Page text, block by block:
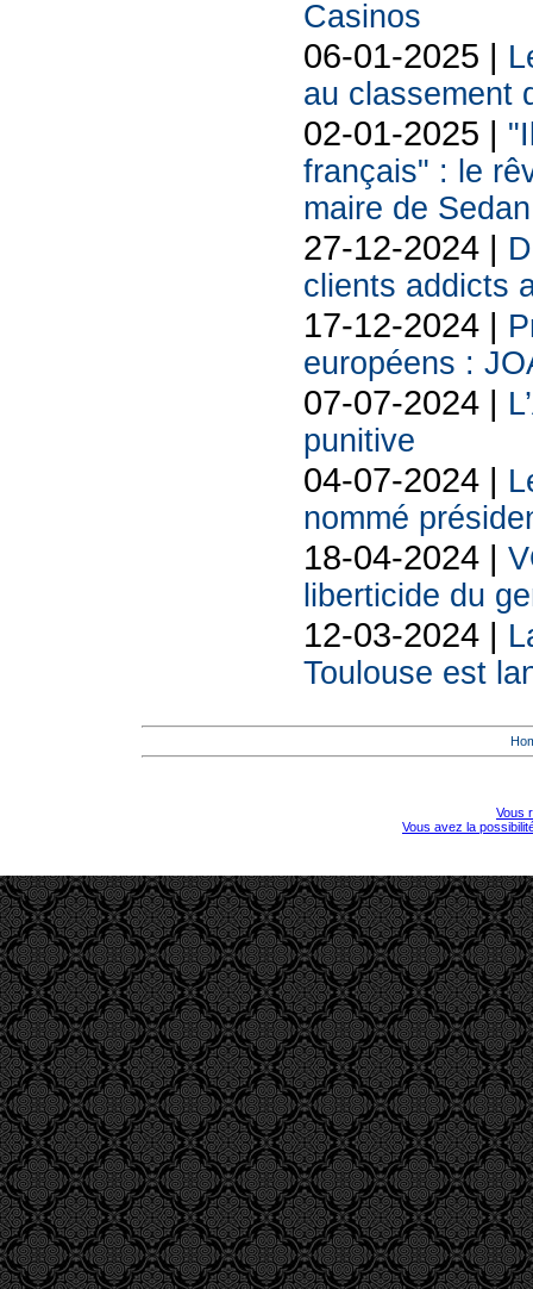
Casinos
06-01-2025 |
au classement
02-01-2025 |
français" : le
maire de Sedan
27-12-2024 |
clients addicts
17-12-2024 |
européens :
07-07-2024 |
punitive
04-07-2024 |
nommé
18-04-2024 |
liberticide du
12-03-2024 |
Toulouse est
Vous
Vous avez la